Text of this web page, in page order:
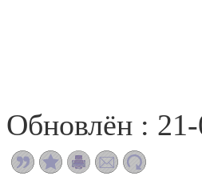
Обновлён :